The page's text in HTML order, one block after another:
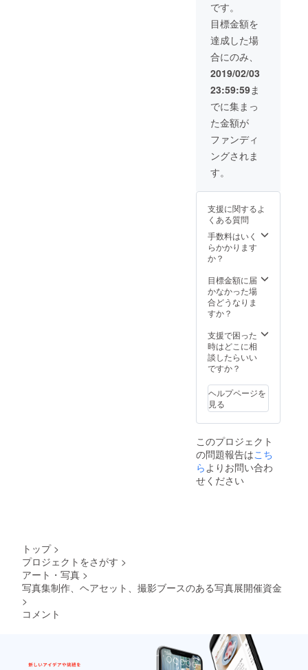
です。
目標金額を
達成した場
合にのみ、
2019/02/03
23:59:59ま
でに集まっ
た金額が
ファンディ
ングされま
す。
支援に関するよ
くある質問
手数料はいく
らかかります
か？
目標金額に届
かなかった場
合どうなりま
すか？
支援で困った
時はどこに相
談したらいい
ですか？
ヘルプページを
見る
このプロジェクト
の問題報告はこち
ら よりお問い合わ
せください
トップ >
プロジェクトをさがす >
アート・写真 >
写真集制作、ヘアセット、撮影ブースのある写真展開催資金
>
コメント